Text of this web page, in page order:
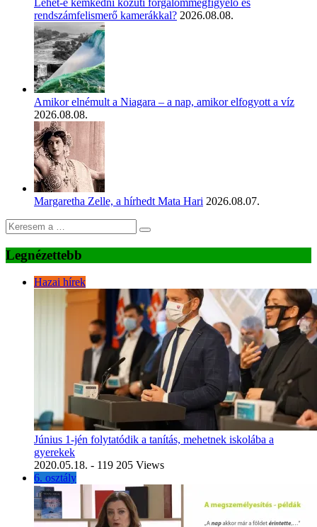
Lehet-e kémkedni közúti forgalommegfigyelő és
rendszámfelismerő kamerákkal? 2026.08.08.
Amikor elnémult a Niagara – a nap, amikor elfogyott a víz
2026.08.08.
Margaretha Zelle, a hírhedt Mata Hari 2026.08.07.
Legnézettebb
Hazai hírek
Június 1-jén folytatódik a tanítás, mehetnek iskolába a
gyerekek
2020.05.18. - 119 205 Views
6. osztály